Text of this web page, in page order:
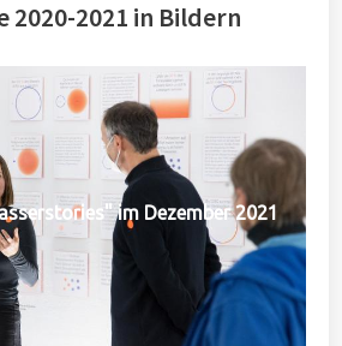
2020-2021 in Bildern
im Dezember 2021